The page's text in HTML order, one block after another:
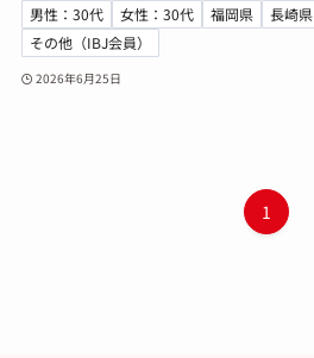
男性：30代 女性：30代 福岡県 長崎県
その他（IBJ会員）
2026年6月25日
1